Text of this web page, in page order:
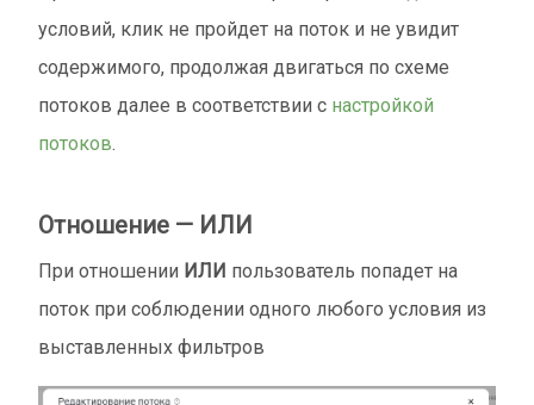
условий, клик не пройдет на поток и не увидит
содержимого, продолжая двигаться по схеме
потоков далее в соответствии с настройкой
потоков.
Отношение — ИЛИ
При отношении ИЛИ пользователь попадет на
поток при соблюдении одного любого условия из
выставленных фильтров